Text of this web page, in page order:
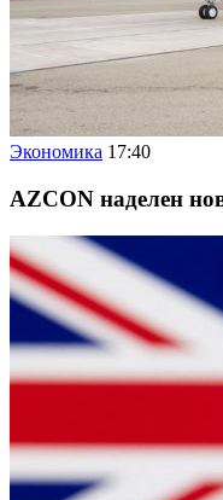
Экономика 17:40
AZCON наделен